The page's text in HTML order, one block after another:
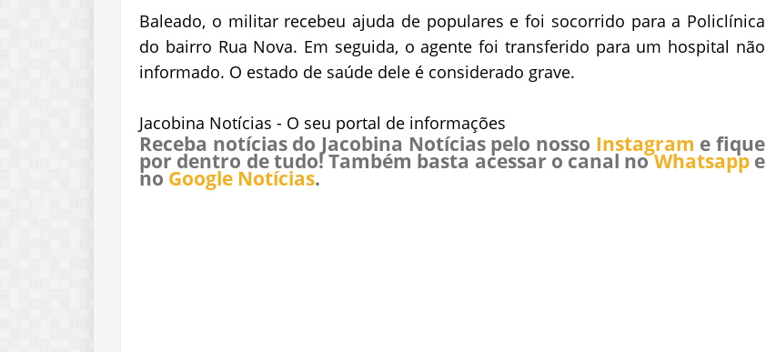
Baleado, o militar recebeu ajuda de populares e foi socorrido para a Policlínica
do bairro Rua Nova. Em seguida, o agente foi transferido para um hospital não
informado. O estado de saúde dele é considerado grave.
Jacobina Notícias - O seu portal de informações
Receba notícias do Jacobina Notícias pelo nosso Instagram e fique
por dentro de tudo! Também basta acessar o canal noWhatsappe
no Google Notícias.